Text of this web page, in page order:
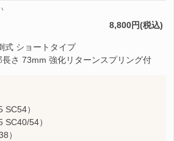
8,800円(税込)
式 ショートタイプ
さ 73mm 強化リターンスプリング付
）
54）
）